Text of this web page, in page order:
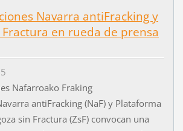
Navarra antiFracking y
Fractura en rueda de prensa
Nafarroako Fraking
antiFracking (NaF) y Plataforma
sin Fractura (ZsF) convocan una